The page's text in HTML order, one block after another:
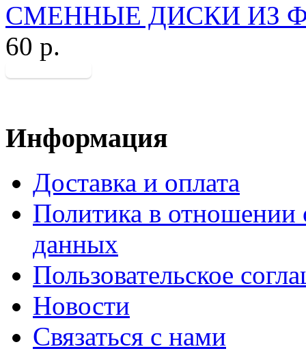
СМЕННЫЕ ДИСКИ ИЗ
60 р.
Информация
Доставка и оплата
Политика в отношении
данных
Пользовательское
Новости
Связаться с нами